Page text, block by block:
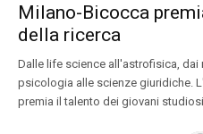
Milano-Bicocca
della ricerca
Dalle life science all'astrofisica, dai
psicologia alle scienze giuridiche.
premia il talento dei giovani